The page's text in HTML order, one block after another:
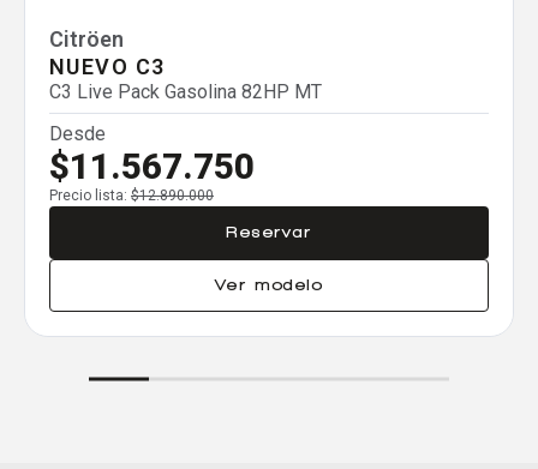
Citröen
NUEVO C3
C3 Live Pack Gasolina 82HP MT
Desde
$11.567.750
Precio lista: $12.890.000
Reservar
Ver modelo
Eliminar todos